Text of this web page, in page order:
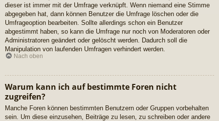
dieser ist immer mit der Umfrage verknüpft. Wenn niemand eine Stimme
abgegeben hat, dann können Benutzer die Umfrage löschen oder die
Umfrageoption bearbeiten. Sollte allerdings schon ein Benutzer
abgestimmt haben, so kann die Umfrage nur noch von Moderatoren oder
Administratoren geändert oder gelöscht werden. Dadurch soll die
Manipulation von laufenden Umfragen verhindert werden.
Nach oben
Warum kann ich auf bestimmte Foren nicht
zugreifen?
Manche Foren können bestimmten Benutzern oder Gruppen vorbehalten
sein. Um diese einzusehen, Beiträge zu lesen, zu schreiben oder andere